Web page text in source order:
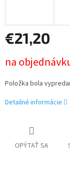
€21,20
cena:
na
Položka bola
Detailné informácie
OPÝTAŤ SA